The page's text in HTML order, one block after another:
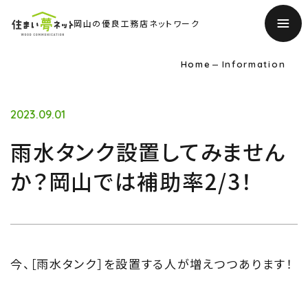
岡山の優良工務店ネットワーク
Home Information
2023.09.01
雨水タンク設置してみません
か？岡山では補助率2/3！
今、［雨水タンク］を設置する人が増えつつあります！